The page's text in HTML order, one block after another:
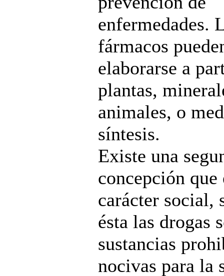
enfermedades.
fármacos
elaborarse a
plantas,
animales, o
síntesis.
Existe una
concepción que
carácter social,
ésta las drogas
sustancias
nocivas para la